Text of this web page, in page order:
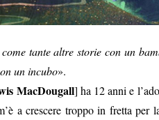
tante altre storie con un
un incubo».
MacDougall] ha 12 anni e
a crescere troppo in fretta per